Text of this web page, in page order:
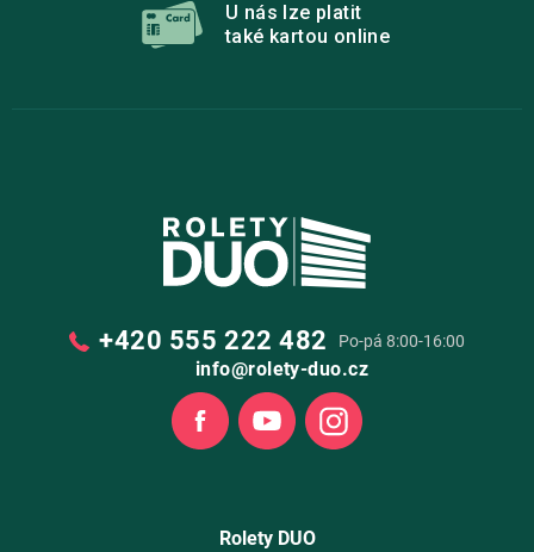
U nás lze platit
také kartou online
+420 555 222 482 Po-pá 8:00-16:00
info@rolety-duo.cz
Facebook Youtube
Rolety DUO